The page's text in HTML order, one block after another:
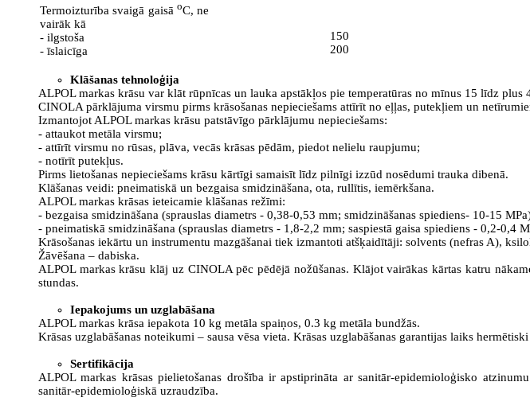
Termoizturība svaigā gaisā oC, ne
vairāk kā
- ilgstoša
- īslaicīga
150
200
Klāšanas tehnoloģija
ALPOL markas krāsu var klāt rūpnīcas un lauka apstākļos pie temperatūras no mīnus 15 līdz
CINOLA pārklājuma virsmu pirms krāsošanas nepieciešams attīrīt no eļļas, putekļiem un
Izmantojot ALPOL markas krāsu patstāvīgo pārklājumu nepieciešams:
- attaukot metāla virsmu;
- attīrīt virsmu no rūsas, plāva, vecās krāsas pēdām, piedot nelielu raupjumu;
- notīrīt putekļus.
Pirms lietošanas nepieciešams krāsu kārtīgi samaisīt līdz pilnīgi izzūd nosēdumi trauka dibenā.
Klāšanas veidi: pneimatiskā un bezgaisa smidzināšana, ota, rullītis, iemērkšana.
ALPOL markas krāsas ieteicamie klāšanas režīmi:
- bezgaisa smidzināšana (sprauslas diametrs - 0,38-0,53 mm; smidzināšanas spiediens- 10-15
- pneimatiskā smidzināšana (sprauslas diametrs - 1,8-2,2 mm; saspiestā gaisa spiediens - 0,2-0,4
Krāsošanas iekārtu un instrumentu mazgāšanai tiek izmantoti atšķaidītāji: solvents (nefras A),
Žāvēšana – dabiska.
ALPOL markas krāsu klāj uz CINOLA pēc pēdējā nožūšanas. Klājot vairākas kārtas katru
stundas.
Iepakojums un uzglabāšana
ALPOL markas krāsa iepakota 10 kg metāla spaiņos, 0.3 kg metāla bundžās.
Krāsas uzglabāšanas noteikumi – sausa vēsa vieta. Krāsas uzglabāšanas garantijas laiks
Sertifikācija
ALPOL markas krāsas pielietošanas drošība ir apstiprināta ar sanitār-epidemioloģisko
sanitār-epidemioloģiskā uzraudzība.